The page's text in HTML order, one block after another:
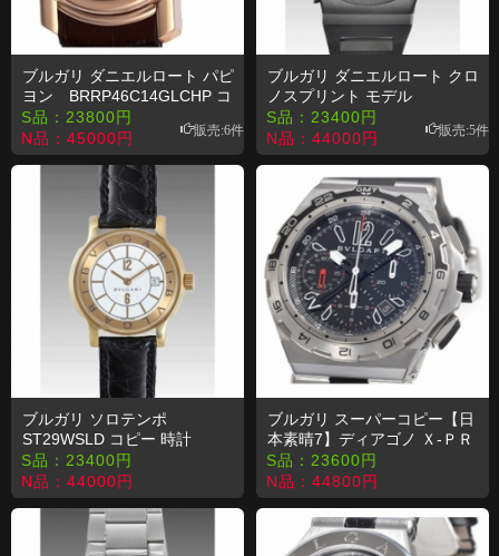
ブルガリ ダニエルロート パピ
ヨン BRRP46C14GLCHP コ
ピー 時計
S品： 23800円
N品： 45000円
販売:6件
ブルガリ ダニエルロート クロ
ノスプリント モデル
BRE56BSBLDCHS/ AB コピー
時計
S品： 23400円
N品： 44000円
販売:5件
ブルガリ ソロテンポ
ST29WSLD コピー 時計
S品： 23400円
N品： 44000円
ブルガリ スーパーコピー【日
本素晴7】ディアゴノ Ｘ‐ＰＲ
Ｏ DP45BSTVDCH/ GMT
S品： 23600円
N品： 44800円